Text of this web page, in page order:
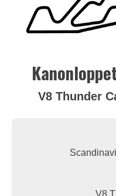
V8 Thunder
V8